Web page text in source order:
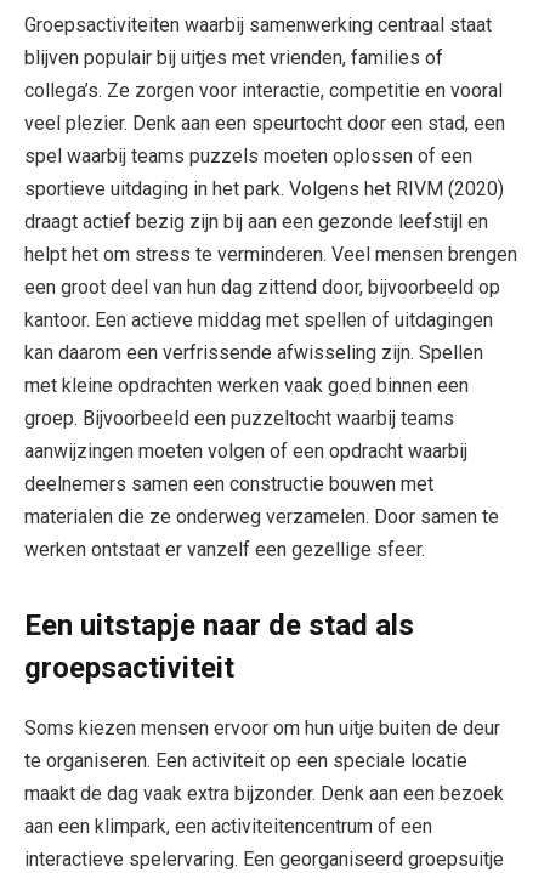
Groepsactiviteiten waarbij samenwerking centraal staat
blijven populair bij uitjes met vrienden, families of
collega’s. Ze zorgen voor interactie, competitie en vooral
veel plezier. Denk aan een speurtocht door een stad, een
spel waarbij teams puzzels moeten oplossen of een
sportieve uitdaging in het park. Volgens het RIVM (2020)
draagt actief bezig zijn bij aan een gezonde leefstijl en
helpt het om stress te verminderen. Veel mensen brengen
een groot deel van hun dag zittend door, bijvoorbeeld op
kantoor. Een actieve middag met spellen of uitdagingen
kan daarom een verfrissende afwisseling zijn. Spellen
met kleine opdrachten werken vaak goed binnen een
groep. Bijvoorbeeld een puzzeltocht waarbij teams
aanwijzingen moeten volgen of een opdracht waarbij
deelnemers samen een constructie bouwen met
materialen die ze onderweg verzamelen. Door samen te
werken ontstaat er vanzelf een gezellige sfeer.
Een uitstapje naar de stad als
groepsactiviteit
Soms kiezen mensen ervoor om hun uitje buiten de deur
te organiseren. Een activiteit op een speciale locatie
maakt de dag vaak extra bijzonder. Denk aan een bezoek
aan een klimpark, een activiteitencentrum of een
interactieve spelervaring. Een georganiseerd groepsuitje